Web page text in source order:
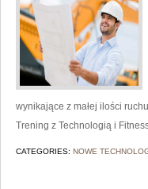
wynikające z małej ilości
Trening z Technologią i
CATEGORIES: NOWE